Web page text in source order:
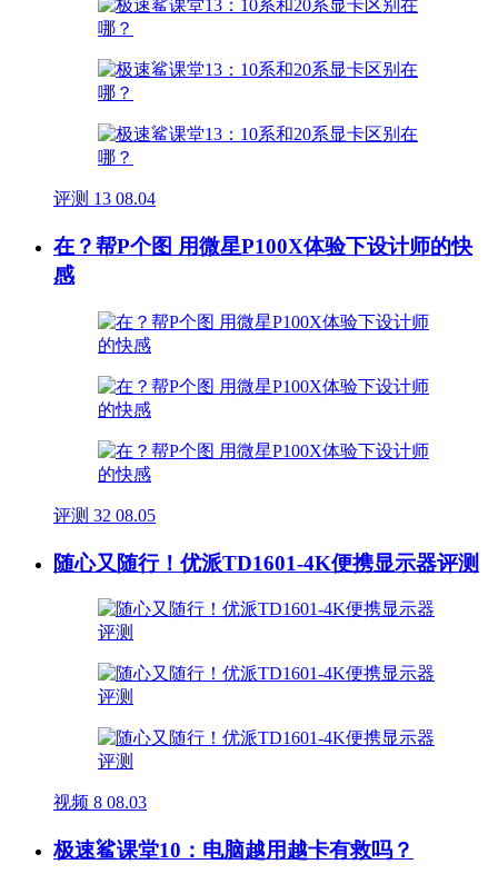
评测 13 08.04
在？帮P个图 用微星P100X体验下设计师的快
感
评测 32 08.05
随心又随行！优派TD1601-4K便携显示器评测
视频 8 08.03
极速鲨课堂10：电脑越用越卡有救吗？